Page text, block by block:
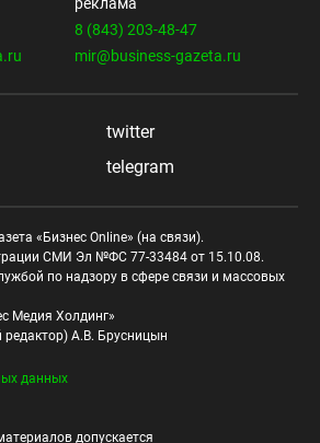
реклама
8 (843) 203-48-47
mir@business-gazeta.ru
twitter
telegram
«Бизнес Online» (на связи).
СМИ Эл №ФС 77-33484 от 15.10.08.
по надзору в сфере связи и массовых
Медия Холдинг»
А.В. Брусницын
данных
допускается